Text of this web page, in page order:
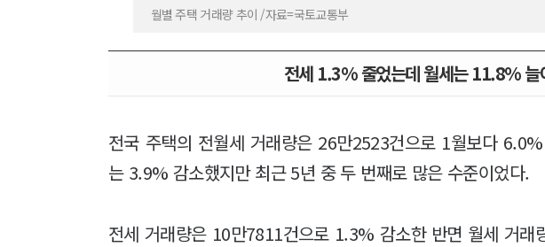
월별 주택 거래량 추이 /자료=국토교통부
전세 1.3% 줄었는데 월세는 11.8% 늘
전국 주택의 전월세 거래량은 26만2523건으로 1월보다
는 3.9% 감소했지만 최근 5년 중 두 번째로 많은 수준이었다.
전세 거래량은 10만7811건으로 1.3% 감소한 반면 월세 거래